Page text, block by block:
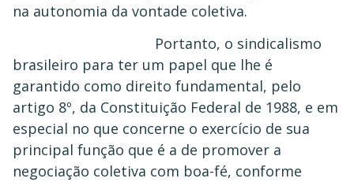
na autonomia da vontade coletiva.
Portanto, o sindicalismo
brasileiro para ter um papel que lhe é
garantido como direito fundamental, pelo
artigo 8º, da Constituição Federal de 1988, e em
especial no que concerne o exercício de sua
principal função que é a de promover a
negociação coletiva com boa-fé, conforme